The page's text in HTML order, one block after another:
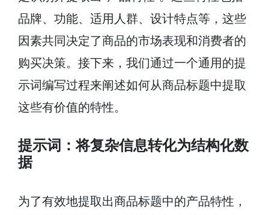
品牌、功能、适用人群、设计特点等，这些
因素共同决定了商品的市场表现和消费者的
购买决策。接下来，我们通过一个通用的提
示词编写过程来阐述如何从商品标题中提取
这些有价值的特性。
提示词：将复杂信息转化为结构化数
据
为了有效地提取出商品标题中的产品特性，